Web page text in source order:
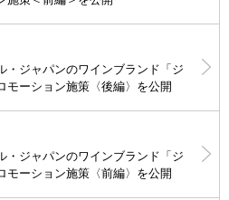
・ジャパンのワインブランド「ジ
モーション施策〈後編〉を公開
・ジャパンのワインブランド「ジ
モーション施策〈前編〉を公開